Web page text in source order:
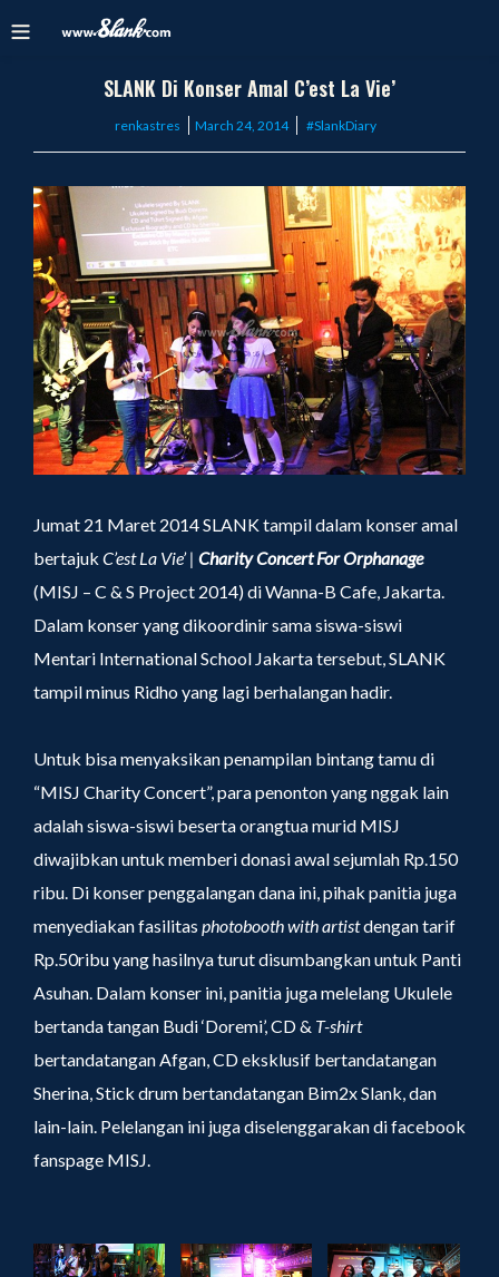
SLANK Di Konser Amal C’est La Vie’
renkastres
Posted
March 24, 2014 #SlankDiary
Jumat 21 Maret 2014 SLANK tampil dalam konser amal
bertajuk C’est La Vie’ | Charity Concert For Orphanage
(MISJ – C & S Project 2014) di Wanna-B Cafe, Jakarta.
Dalam konser yang dikoordinir sama siswa-siswi
Mentari International School Jakarta tersebut, SLANK
tampil minus Ridho yang lagi berhalangan hadir.
Untuk bisa menyaksikan penampilan bintang tamu di
“MISJ Charity Concert”, para penonton yang nggak lain
adalah siswa-siswi beserta orangtua murid MISJ
diwajibkan untuk memberi donasi awal sejumlah Rp.150
ribu. Di konser penggalangan dana ini, pihak panitia juga
menyediakan fasilitas photobooth with artistdengan tarif
Rp.50ribu yang hasilnya turut disumbangkan untuk Panti
Asuhan. Dalam konser ini, panitia juga melelang Ukulele
bertanda tangan Budi ‘Doremi’, CD & T-shirt
bertandatangan Afgan, CD eksklusif bertandatangan
Sherina, Stick drum bertandatangan Bim2x Slank, dan
lain-lain. Pelelangan ini juga diselenggarakan di facebook
fanspage MISJ.